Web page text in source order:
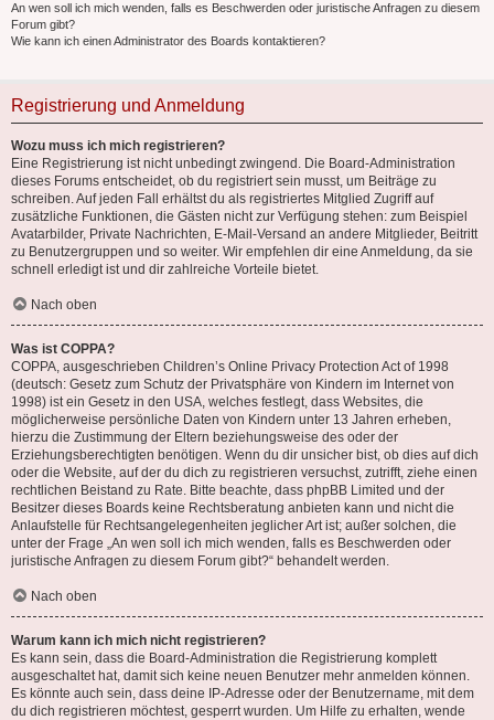
An wen soll ich mich wenden, falls es Beschwerden oder juristische Anfragen zu diesem
Forum gibt?
Wie kann ich einen Administrator des Boards kontaktieren?
Registrierung und Anmeldung
Wozu muss ich mich registrieren?
Eine Registrierung ist nicht unbedingt zwingend. Die Board-Administration
dieses Forums entscheidet, ob du registriert sein musst, um Beiträge zu
schreiben. Auf jeden Fall erhältst du als registriertes Mitglied Zugriff auf
zusätzliche Funktionen, die Gästen nicht zur Verfügung stehen: zum Beispiel
Avatarbilder, Private Nachrichten, E-Mail-Versand an andere Mitglieder, Beitritt
zu Benutzergruppen und so weiter. Wir empfehlen dir eine Anmeldung, da sie
schnell erledigt ist und dir zahlreiche Vorteile bietet.
Nach oben
Was ist COPPA?
COPPA, ausgeschrieben Children’s Online Privacy Protection Act of 1998
(deutsch: Gesetz zum Schutz der Privatsphäre von Kindern im Internet von
1998) ist ein Gesetz in den USA, welches festlegt, dass Websites, die
möglicherweise persönliche Daten von Kindern unter 13 Jahren erheben,
hierzu die Zustimmung der Eltern beziehungsweise des oder der
Erziehungsberechtigten benötigen. Wenn du dir unsicher bist, ob dies auf dich
oder die Website, auf der du dich zu registrieren versuchst, zutrifft, ziehe einen
rechtlichen Beistand zu Rate. Bitte beachte, dass phpBB Limited und der
Besitzer dieses Boards keine Rechtsberatung anbieten kann und nicht die
Anlaufstelle für Rechtsangelegenheiten jeglicher Art ist; außer solchen, die
unter der Frage „An wen soll ich mich wenden, falls es Beschwerden oder
juristische Anfragen zu diesem Forum gibt?“ behandelt werden.
Nach oben
Warum kann ich mich nicht registrieren?
Es kann sein, dass die Board-Administration die Registrierung komplett
ausgeschaltet hat, damit sich keine neuen Benutzer mehr anmelden können.
Es könnte auch sein, dass deine IP-Adresse oder der Benutzername, mit dem
du dich registrieren möchtest, gesperrt wurden. Um Hilfe zu erhalten, wende